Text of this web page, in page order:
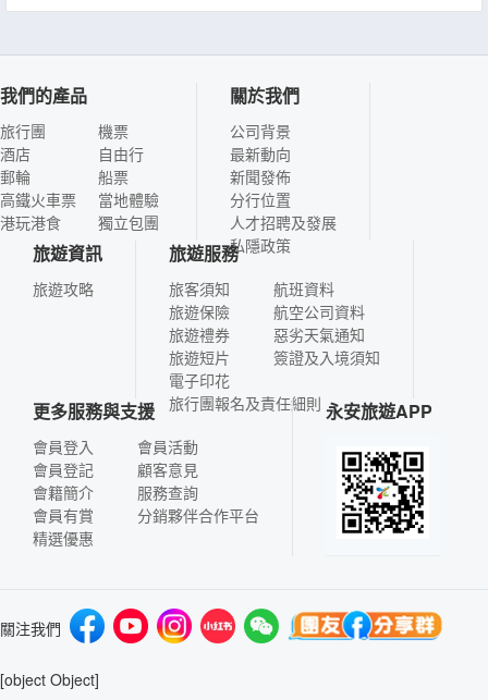
我們的產品
旅行團
酒店
郵輪
高鐵火車票
港玩港食
機票
自由行
船票
當地體驗
獨立包團
關於我們
公司背景
最新動向
新聞發佈
分行位置
人才招聘及發展
私隱政策
旅遊資訊
旅遊攻略
旅遊服務
旅客須知
旅遊保險
旅遊禮券
旅遊短片
電子印花
航班資料
航空公司資料
惡劣天氣通知
簽證及入境須知
旅行團報名及責任細則
更多服務與支援
會員登入
會員登記
會籍簡介
會員有賞
精選優惠
會員活動
顧客意見
服務查詢
分銷夥伴合作平台
永安旅遊APP
關注我們
[object Object]